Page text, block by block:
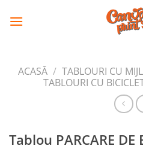
PRINT
ACASĂ / TABLOURI CU
TABLOURI CU
Tablou PARCARE DE